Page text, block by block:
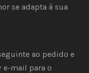
se adapta à sua
ao pedido e
e-mail para o